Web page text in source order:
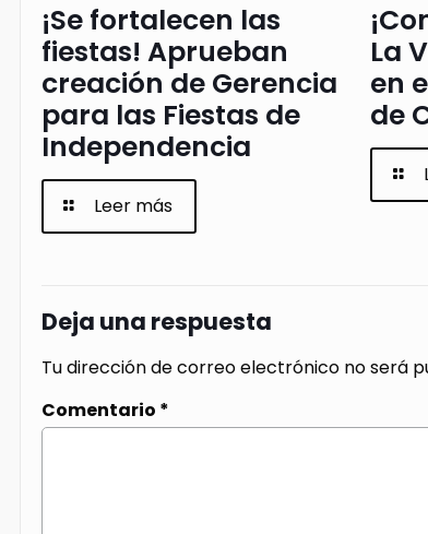
¡Se fortalecen las
fiestas! Aprueban
creación de Gerencia
para las Fiestas de
Independencia
Leer más
La
en
de
Deja una respuesta
Tu dirección de correo electrónico no será
Comentario *